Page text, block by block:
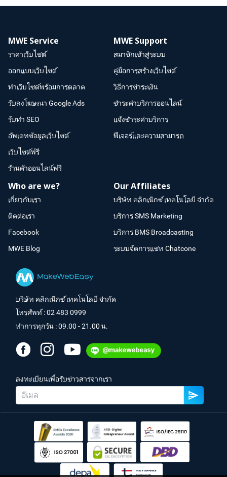
MWE Service
ราคาเว็บไซต์
ออกแบบเว็บไซต์
ทำเว็บไซต์พร้อมการตลาด
รับลงโฆษณา Google Ads
รับทำ SEO
อัพเดทข้อมูลเว็บไซต์
เว็บไซต์ฟรี
ร้านค้าออนไลน์ฟรี
MWE Support
สมาชิกเข้าสู่ระบบ
คู่มือการสร้างเว็บไซต์
วิธีการชำระเงิน
ชำระค่าบริการออนไลน์
แจ้งชำระค่าบริการ
ฟีเจอร์และความสามารถ
Who are we?
เกี่ยวกับเรา
ติดต่อเรา
Facebook
MWE Blog
Our Affiliates
บริษัท คลิกเน็กซ์ เทคโนโลยี จำกัด
บริการ SMS Marketing
บริการ BMS Broadcasting
ระบบจัดการแชท Chatcone
บริษัท คลิกเน็กซ์ เทคโนโลยี จำกัด
โทรศัพท์ :02 483 0999
ทำการทุกวัน : 09.00 - 21.00 น.
ลงทะเบียนเพื่อรับข่าวสารจากเรา